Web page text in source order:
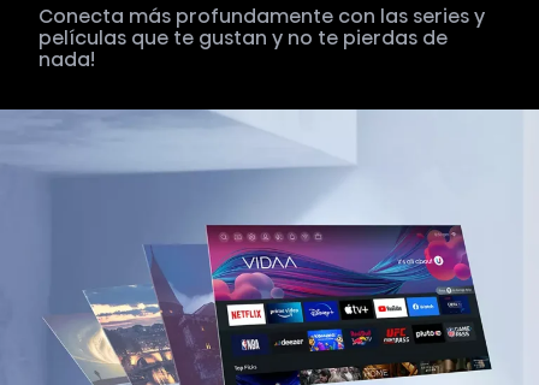
Conecta más profundamente con las series y
películas que te gustan y no te pierdas de
nada!